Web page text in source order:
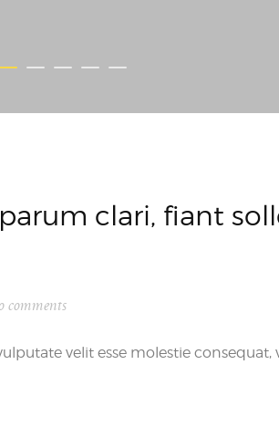
clari, fiant
comments
velit esse molestie consequat,